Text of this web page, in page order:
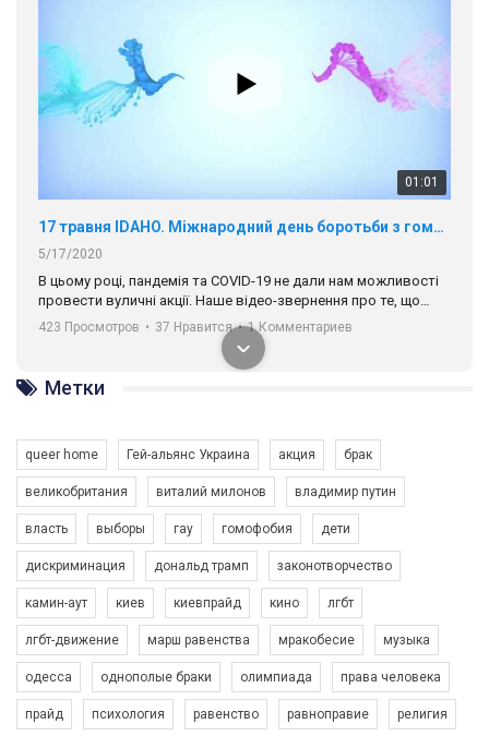
01:01
17 травня IDAHO. Міжнародний день боротьби з гомофобією трансфобією і біфобія.
5/17/2020
В цьому році, пандемія та COVІD-19 не дали нам можливості
провести вуличні акції. Наше відео-звернення про те, що
навіть коли ми у різних містах та не можемо зустрінеться, ми
разом. Ми закликаємо всіх хто поділяє цінності рівності та
солідарності, приєднатися до нас. Регіональні підрозділи
ГАУ є в 16 областях України.
Разом наш голос лунає гучніше!
423 Просмотров • 37 Нравится • 1 Комментариев
Зупинимо насильство проти ЛГБТ в Україні! Stop violence against LGBT in Ukraine!
6/30/2017
Емоційний та вражаючий промо-ролік на конкурс PACT, який
представляє програму "Гей-альянс Україна" з протидії
Метки
queer home Гей-альянс Украина акция брак
великобритания виталий милонов владимир путин
власть выборы гау гомофобия дети
дискриминация дональд трамп законотворчество
камин-аут киев киевпрайд кино лгбт
лгбт-движение марш равенства мракобесие музыка
одесса однополые браки олимпиада права человека
прайд психология равенство равноправие религия